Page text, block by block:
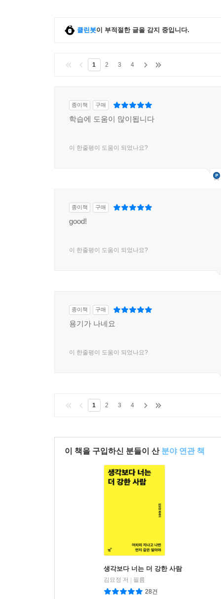
클린봇이 부적절한 글을 감지 중입니다.
1 2 3 4
종이책 구매
학습에 도움이 많이됩니다
이 한줄평이 도움이 되었나요?
종이책 구매
good!
이 한줄평이 도움이 되었나요?
종이책 구매
용기가 나네요
이 한줄평이 도움이 되었나요?
1 2 3 4
이 책을 구입하신 분들이 산 분야 연관 책
생각보다 너는 더 강한 사람
김묘정 저
필름
28건